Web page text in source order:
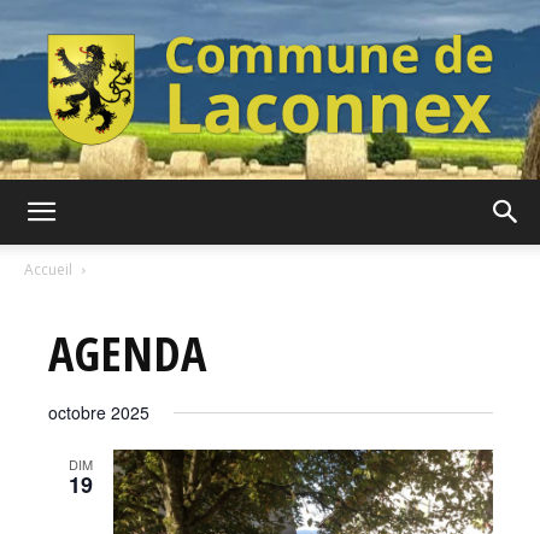
Accueil
AGENDA
octobre 2025
DIM
19